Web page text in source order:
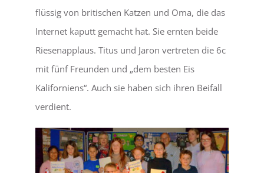
flüssig von britischen Katzen und Oma, die das
Internet kaputt gemacht hat. Sie ernten beide
Riesenapplaus. Titus und Jaron vertreten die 6c
mit fünf Freunden und „dem besten Eis
Kaliforniens“. Auch sie haben sich ihren Beifall
verdient.